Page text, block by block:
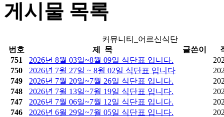
게시물 목록
커뮤니티_어르신식단
번호
제 목 글쓴이
751
2026년 8월 03일~8월 09일 식단표 입니다.
750
2026년 7월 27일 ~ 8월 02일 식단표 입니다
749
2026년 7월 20일~7월 26일 식단표 입니다.
748
2026년 7월 13일~7월 19일 식단표 입니다.
747
2026년 7월 06일~7월 12일 식단표 입니다.
746
2026년 6월 29일~7월 05일 식단표 입니다.